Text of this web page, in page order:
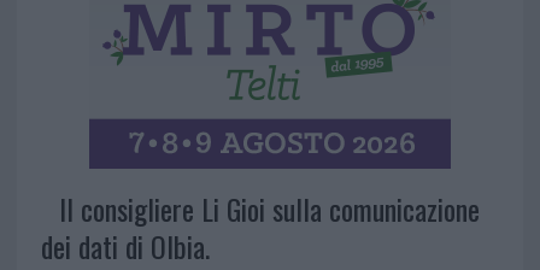
Il consigliere Li Gioi sulla comunicazione
dei dati di Olbia.